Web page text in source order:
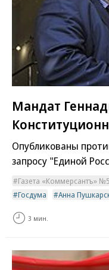
Мандат
Опубликованы
запросу "Единой
Газета «Коммерсантъ»
Госдума
Анна
3 мин.